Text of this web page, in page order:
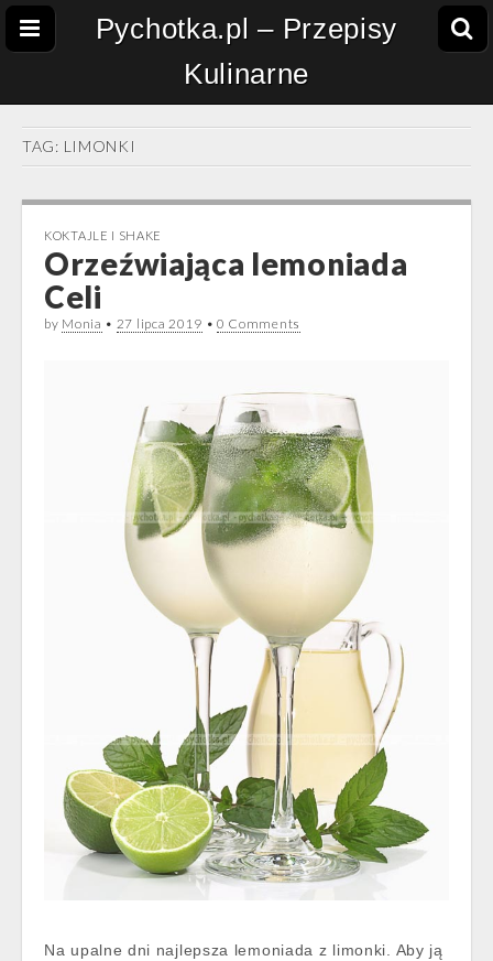
Pychotka.pl – Przepisy
Kulinarne
TAG: LIMONKI
KOKTAJLE I SHAKE
Orzeźwiająca lemoniada
Celi
by Monia • 27 lipca 2019 • 0 Comments
Na upalne dni najlepsza lemoniada z limonki. Aby ją